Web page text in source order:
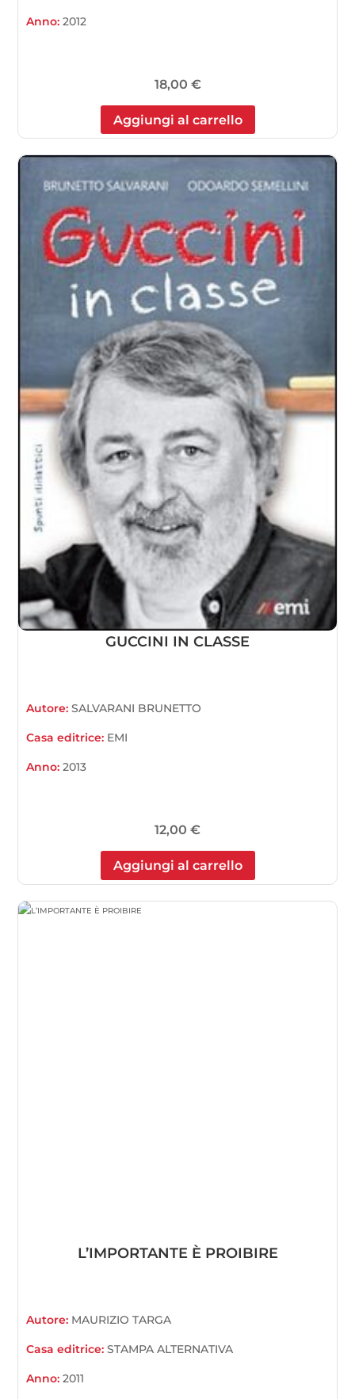
Anno:2012
18,00 €
Aggiungi al carrello
GUCCINI IN CLASSE
Autore:SALVARANI BRUNETTO
Casa editrice: EMI
Anno:2013
12,00 €
Aggiungi al carrello
L’IMPORTANTE È PROIBIRE
Autore: MAURIZIO TARGA
Casa editrice:STAMPA ALTERNATIVA
Anno:2011